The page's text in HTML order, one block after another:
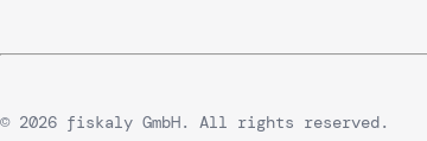
© 2026 fiskaly GmbH. All rights reserved.